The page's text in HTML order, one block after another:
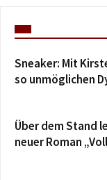
Sneaker: Mit
so unmöglichen
Über dem Stand
neuer Roman